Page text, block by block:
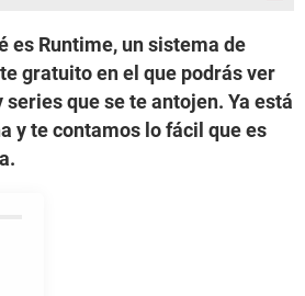
es Runtime, un sistema de
gratuito en el que podrás ver
que se te antojen. Ya está
y te contamos lo fácil que es